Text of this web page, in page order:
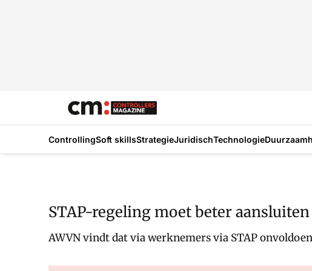
ControllingSoft skillsStrategieJuridischTechnologie
STAP-regeling moet beter
AWVN vindt dat via werknemers via STAP